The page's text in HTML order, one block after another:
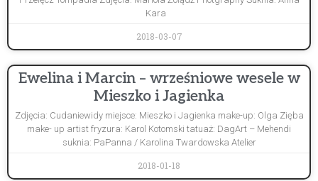
Kara
2018-03-07
Ewelina i Marcin – wrześniowe wesele w
Mieszko i Jagienka
Zdjęcia: Cudaniewidy miejsce: Mieszko i Jagienka make-up: Olga Zięba
make- up artist fryzura: Karol Kotomski tatuaż: DagArt – Mehendi
suknia: PaPanna / Karolina Twardowska Atelier
2018-01-18